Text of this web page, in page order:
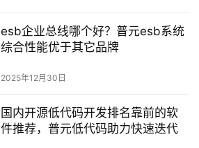
esb企业总线哪个好？普元esb系统
综合性能优于其它品牌
2025年12月30日
国内开源低代码开发排名靠前的软
件推荐，普元低代码助力快速迭代